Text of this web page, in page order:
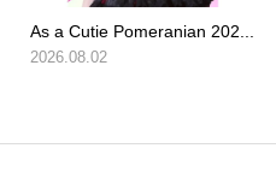
As a Cutie Pomeranian 202...
2026.08.02